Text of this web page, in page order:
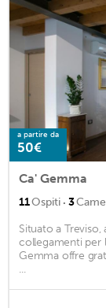
a partire da
50€
Ca' Gemma
11Ospiti · 3
Situato a
collegamenti per
Gemma offre
...